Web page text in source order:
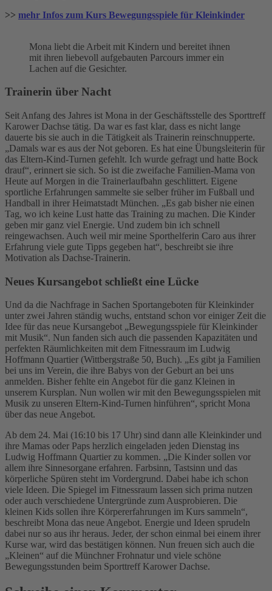
>> mehr Infos zum Kurs Bewegungsspiele für Kleinkinder
Mona liebt die Arbeit mit Kindern und bereitet ihnen
mit ihren liebevoll aufgebauten Parcours immer ein
Lachen auf die Gesichter.
Trainerin über Nacht
Seit Anfang des Jahres ist Mona in der Geschäftsstelle des Sporttreff
Karower Dachse tätig. Da war es fast klar, dass es nicht lange
dauerte bis sie auch in die Tätigkeit als Trainerin reinschnupperte.
„Damals war es aus der Not geboren. Es hat eine Übungsleiterin für
das Eltern-Kind-Turnen gefehlt. Ich wurde gefragt und hatte Bock
drauf“, erinnert sie sich. So ist die zweifache Familien-Mama von
Heute auf Morgen in die Trainerlaufbahn geschlittert. Eigene
sportliche Erfahrungen sammelte sie selber früher im Fußball und
Handball in ihrer Heimatstadt München. „Es gab bisher nie einen
Tag, wo ich keine Lust hatte das Training zu machen. Die Kinder
geben mir ganz viel Energie. Und zudem bin ich schnell
reingewachsen. Auch weil mir meine Sporthelferin Caro aus ihrer
Erfahrung viele gute Tipps gegeben hat“, beschreibt sie ihre
Motivation als Dachse-Trainerin.
Neues Kursangebot schließt eine Lücke
Und da die Nachfrage in Sachen Sportangeboten für Kleinkinder
unter zwei Jahren ständig wuchs, entstand schon vor einiger Zeit die
Idee für das neue Kursangebot „Bewegungsspiele für Kleinkinder
mit Musik“. Nun fanden sich auch die passenden Kapazitäten und
perfekten Räumlichkeiten mit dem Fitnessraum im Ludwig
Hoffmann Quartier (Wittbergstraße 50, Buch). „Es gibt ja Familien
bei uns im Verein, die ihre Babys von der Geburt an bei uns
anmelden. Bisher fehlte ein Angebot für die ganz Kleinen in
unserem Kursplan. Nun wollen wir mit den Bewegungsspielen mit
Musik zu unseren Eltern-Kind-Turnen hinführen“, spricht Mona
über das neue Angebot.
Ab dem 24. Mai (16:10 bis 17 Uhr) sind dann alle Kleinkinder und
ihre Mamas oder Paps herzlich eingeladen jeden Dienstag ins
Ludwig Hoffmann Quartier zu kommen. „Die Kinder sollen vor
allem ihre Sinnesorgane erfahren. Farbsinn, Tastsinn und das
körperliche Spüren steht im Vordergrund. Dabei habe ich schon
viele Ideen. Die Spiegel im Fitnessraum lassen sich prima nutzen
oder auch verschiedene Untergründe zum Ausprobieren. Die
kleinen Kids sollen ihre Körpererfahrungen im Kurs sammeln“,
beschreibt Mona das neue Angebot. Energie und Ideen sprudeln
dabei nur so aus ihr heraus. Jeder, der schon einmal bei einem ihrer
Kurse war, wird das bestätigen können. Nun freuen sich auch die
„Kleinen“ auf die Münchner Frohnatur und viele schöne
Bewegungsstunden beim Sporttreff Karower Dachse.